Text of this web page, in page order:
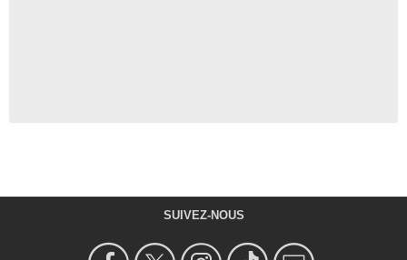
SUIVEZ-NOUS